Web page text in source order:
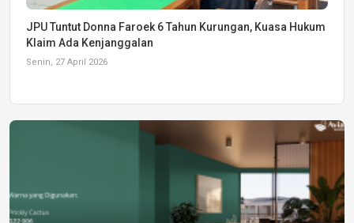
JPU Tuntut Donna Faroek 6 Tahun Kurungan, Kuasa Hukum
Klaim Ada Kenjanggalan
Senin, 27 April 2026